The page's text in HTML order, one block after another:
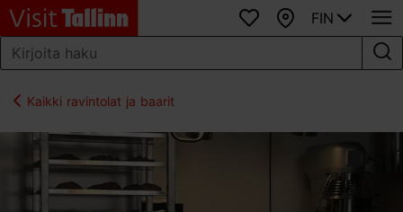
SuosikitKartta
FIN
Kaikki ravintolat ja baarit